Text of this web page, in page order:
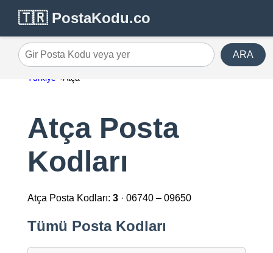
🇹🇷 PostaKodu.co
Gir Posta Kodu veya yer ARA
Türkiye Atça
Atça Posta
Kodları
Atça Posta Kodları: 3· 06740 – 09650
Tümü Posta Kodları